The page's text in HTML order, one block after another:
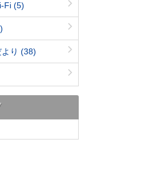
Fi (5)
り (38)